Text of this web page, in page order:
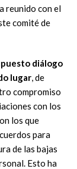
reunido con el
comité de
diálogo
lugar, de
compromiso
con los
los que
para
de las bajas
Esto ha